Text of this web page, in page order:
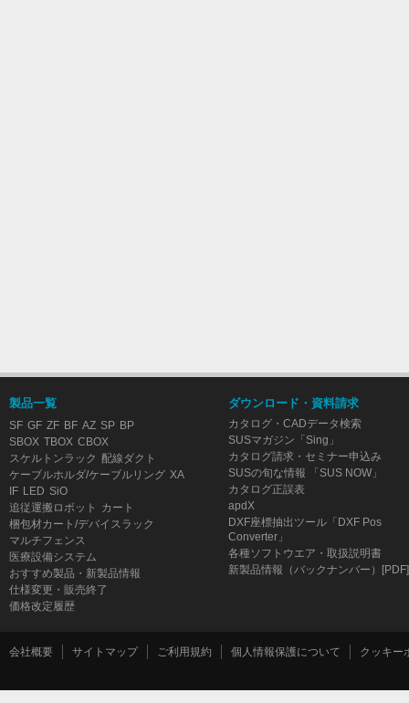
製品一覧
SF GF ZF BF AZ SP BP
SBOX TBOX CBOX
スケルトンラック 配線ダクト
ケーブルホルダ/ケーブルリング XA
IF LED SiO
追従運搬ロボット
カート
梱包材カート/デバイスラック
マルチフェンス
医療設備システム
おすすめ製品・新製品情報
仕様変更・販売終了
価格改定履歴
ダウンロード・資料請求
カタログ・CADデータ検索
SUSマガジン「Sing」
カタログ請求・セミナー申込み
SUSの旬な情報 「SUS NOW」
カタログ正誤表
apdX
DXF座標抽出ツール「DXF Pos
Converter」
各種ソフトウエア・取扱説明書
新製品情報（バックナンバー）[PDF]
会社概要 サイトマップ ご利用規約 個人情報保護について クッキー